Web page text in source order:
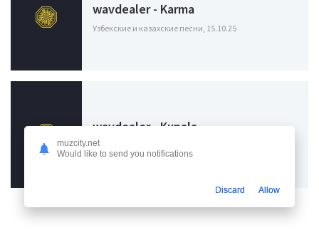
wavdealer - Karma
Узбекские и казахские песни, 15.10.25
wavdealer - Kupala
Узбекские и казахские песни, 07.07.25
muzcity.net
Would like to send you notifications
Discard Allow